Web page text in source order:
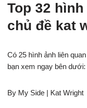
Top 32
chủ đề kat
Có 25 hình ảnh liên
bạn xem ngay bên dưới:
By My Side | Kat Wright